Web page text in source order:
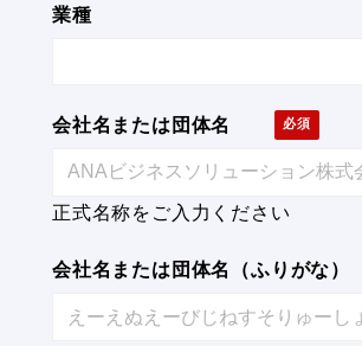
業種
会社名または団体名
正式名称をご入力ください
会社名または団体名（ふりがな）